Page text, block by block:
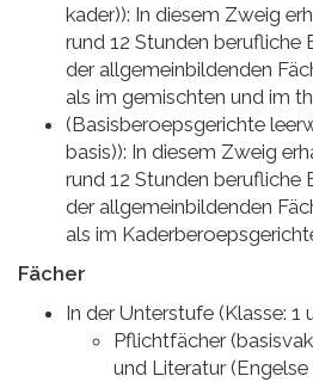
kader)): In diesem Zweig
rund 12 Stunden berufliche
der allgemeinbildenden
als im gemischten und im
(Basisberoepsgerichte
basis)): In diesem Zweig
rund 12 Stunden berufliche
der allgemeinbildenden
als im
Fächer
In der Unterstufe (Klasse: 1
Pflichtfächer
und Literatur